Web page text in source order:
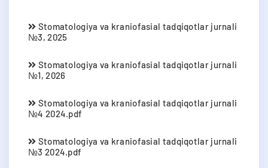
Stomatologiya va kraniofasial tadqiqotlar jurnali
№3, 2025
Stomatologiya va kraniofasial tadqiqotlar jurnali
№1, 2026
Stomatologiya va kraniofasial tadqiqotlar jurnali
№4 2024.pdf
Stomatologiya va kraniofasial tadqiqotlar jurnali
№3 2024.pdf